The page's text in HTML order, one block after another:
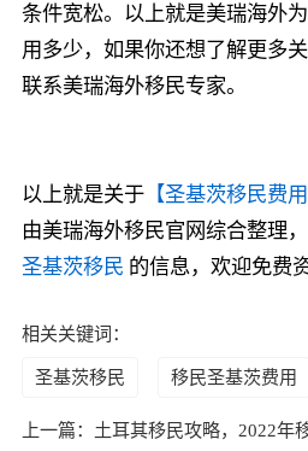
条件宽松。以上就是美瑞海外
用多少，如果你还想了解更多
联系美瑞海外移民专家。
以上就是关于【圣基茨移民费用
由美瑞海外移民官网综合整理
圣基茨移民 的信息，欢迎免费
相关关键词：
圣基茨移民 移民圣基茨费用
上一篇： 土耳其移民攻略，2022年